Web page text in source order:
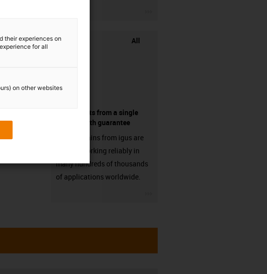
All
components from a single
source - with guarantee
Energy chains from igus are
already working reliably in
many hundreds of thousands
of applications worldwide.
their experiences on
for all
on other websites